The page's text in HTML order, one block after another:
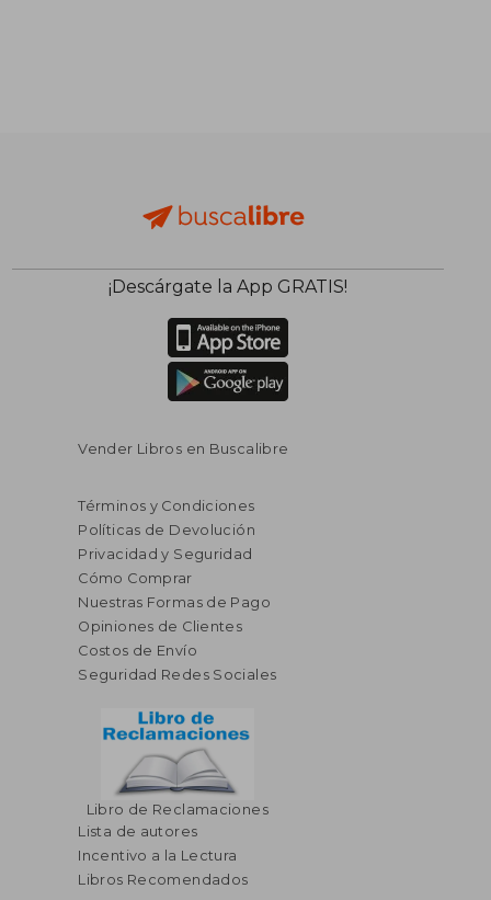
$ 190.86
$ 114.52
45%
dcto.
45%
dcto.
$ 312.64
$ 171.95
¡Descárgate la App GRATIS!
Vender Libros en Buscalibre
Términos y Condiciones
Políticas de Devolución
Privacidad y Seguridad
Cómo Comprar
Nuestras Formas de Pago
Opiniones de Clientes
Costos de Envío
Seguridad Redes Sociales
Libro de Reclamaciones
Lista de autores
Incentivo a la Lectura
Libros Recomendados